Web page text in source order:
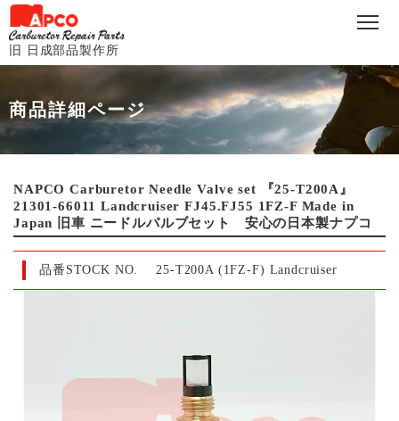
旧 日成部品製作所
商品詳細ページ
NAPCO Carburetor Needle Valve set 『25-T200A』
21301-66011 Landcruiser FJ45.FJ55 1FZ-F Made in
Japan 旧車 ニードルバルブセット 安心の日本製ナプコ
品番STOCK NO. 25-T200A (1FZ-F) Landcruiser